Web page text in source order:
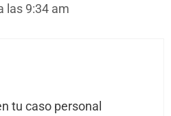
las 9:34 am
tu caso personal